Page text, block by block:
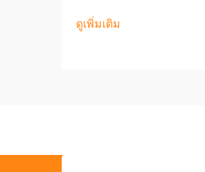
ดูเพิ่มเติม